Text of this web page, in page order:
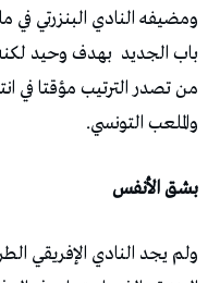
ومضيفه النادي البنزرتي
باب الجديد بهدف وحيد
من تصدر الترتيب مؤقتا في
والملعب التونسي.
بشق الأنفس
ولم يجد النادي الإفريقي